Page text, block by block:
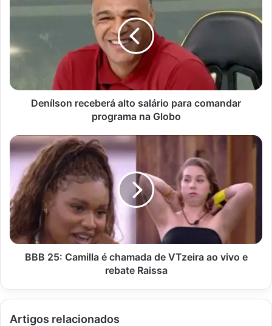
comandar
Globo
Denílson receberá alto salário para comandar
programa na Globo
BBB
25:
Camilla
chamada
de
VTzeira
ao
vivo
BBB 25: Camilla é chamada de VTzeira ao vivo e
rebate Raissa
Artigos relacionados